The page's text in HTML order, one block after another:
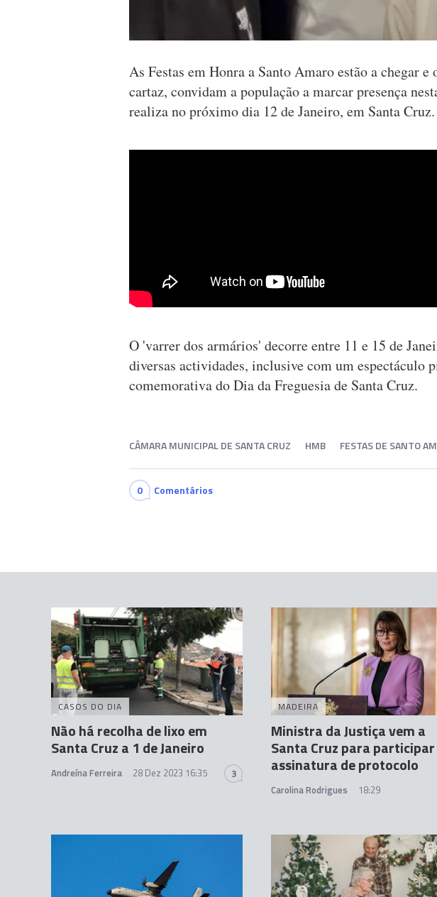
As Festas em Honra a Santo Amaro estão a chegar e
cartaz, convidam a população a marcar presença
realiza no próximo dia 12 de Janeiro, em Santa Cruz.
O 'varrer dos armários' decorre entre 11 e 15 de
diversas actividades, inclusive com um espectáculo
comemorativa do Dia da Freguesia de Santa Cruz.
CÂMARA MUNICIPAL DE SANTA CRUZ HMB FESTAS DE SANTO
0 Comentários
CASOS DO DIA
Não há recolha de lixo em
Santa Cruz a 1 de Janeiro
Andreína Ferreira 28 Dez 2023 16:35 3
MADEIRA
Ministra da Justiça vem a
Santa Cruz para
assinatura de protocolo
Carolina Rodrigues 18:29